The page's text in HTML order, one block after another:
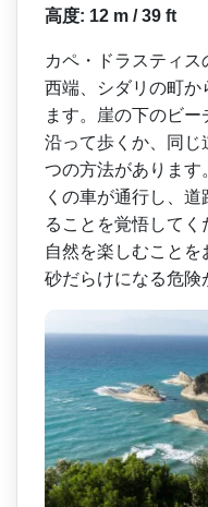
高度: 12 m / 39 ft
カペ・ドラスティ
西端、シダリの町か
ます。崖の­下のビ
沿って歩くか、­同じ
つの方法があります
くの車が通行し、
ることを覚悟して
自然を楽しむことを
砂だらけになる危険